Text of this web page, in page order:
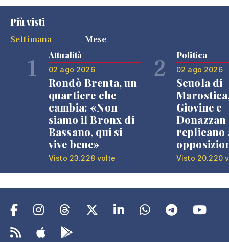
Più visti
Settimana
Mese
1 Attualità
02 ago 2026
Rondò Brenta, un
quartiere che
cambia: «Non
siamo il Bronx di
Bassano, qui si
vive bene»
Visto 23.228 volte
2 Politica
02 ago 2026
Scuola di
Giovine e
Donazzan
replicano
Visto 20.220